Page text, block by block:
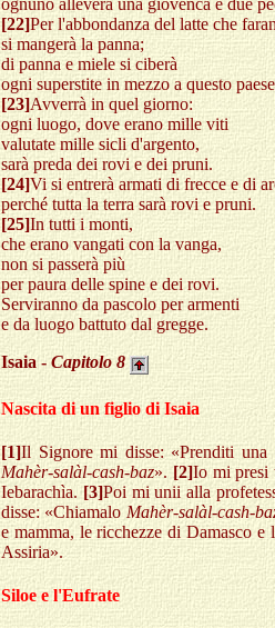
ognuno alleverà una giovenca e due
[22]Per l'abbondanza del latte che
si mangerà la panna;
di panna e miele si ciberà
ogni superstite in mezzo a questo
[23]Avverrà in quel giorno:
ogni luogo, dove erano mille viti
valutate mille sicli d'argento,
sarà preda dei rovi e dei pruni.
[24]Vi si entrerà armati di frecce e di
perché tutta la terra sarà rovi e pruni.
[25]In tutti i monti,
che erano vangati con la vanga,
non si passerà più
per paura delle spine e dei rovi.
Serviranno da pascolo per armenti
e da luogo battuto dal gregge.
Isaia -Capitolo 8
Nascita di un figlio di Isaia
[1]Il Signore mi disse: «Prenditi
Mahèr-salàl-cash-baz». [2]Io mi presi
Iebarachìa.[3]Poi mi unii alla
disse: «Chiamalo Mahèr-salàl-cash-
e mamma, le ricchezze di Damasco
Assiria».
Siloe e l'Eufrate